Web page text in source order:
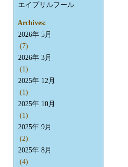
エイプリルフール
Archives:
2026年 5月
(7)
2026年 3月
(1)
2025年 12月
(1)
2025年 10月
(1)
2025年 9月
(2)
2025年 8月
(4)